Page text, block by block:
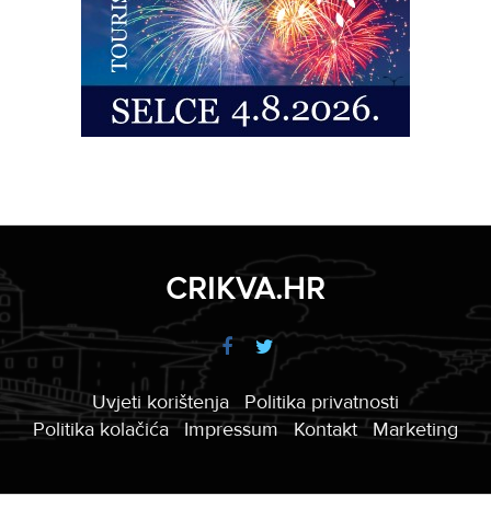
CRIKVA.HR
Uvjeti korištenja
Politika privatnosti
Politika kolačića
Impressum Kontakt Marketing